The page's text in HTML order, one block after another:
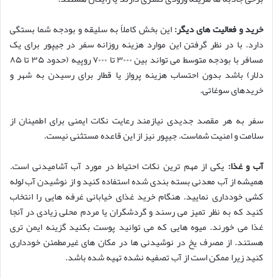
خرید و فعالیت های دیگر:این بخش کاملاً به سلیقه و بودجه شما بستگی
دارد. با در نظر گرفتن این موارد هزینه روزانه سفر در جیپور برای یک
مسافر با بودجه متوسط می تواند بین ۳۰۰۰ تا ۷۰۰۰ روپیه (حدود ۳۵ تا ۸۵
دلار) باشد بدون احتساب هزینه پرواز یا قطار برای رسیدن به شهر و
خریدهای سوغاتی.
سفر به هر مقصد جدیدی نیازمند رعایت نکات ایمنی برای اطمینان از
سلامت و امنیت شماست. جیپور نیز از این قاعده مستثنی نیست.
آب و غذا: یکی از مهم ترین نکات احتیاط در مورد آب آشامیدنی است.
همیشه از آب معدنی بسته بندی شده استفاده کنید و از نوشیدن آب لوله
کشی خودداری نمایید. هنگام خرید غذای خیابانی غرفه هایی را انتخاب
کنید که به نظر تمیز می رسند و گردشگران یا مردم محلی زیادی در آنجا
غذا می خورند. میوه هایی که می توانید پوست بکنید گزینه ایمن تری
هستند. از مصرف یخ در نوشیدنی ها در مکان های غیرمطمئن خودداری
کنید زیرا ممکن است از آب تصفیه نشده تهیه شده باشد.